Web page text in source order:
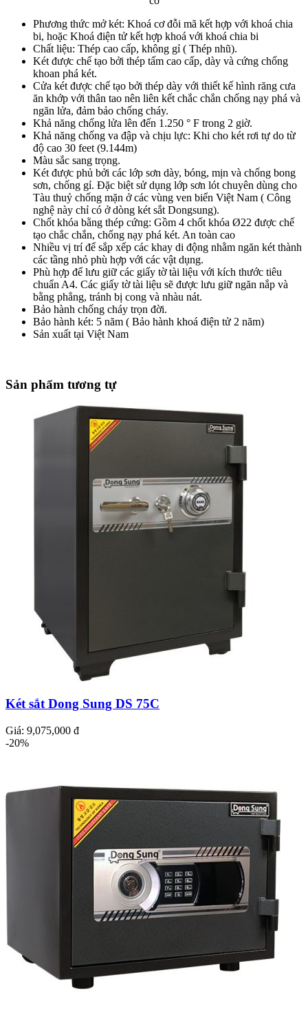
Phương thức mở két: Khoá cơ đỗi mã kết hợp với khoá chia
bi, hoặc Khoá điện tử kết hợp khoá với khoá chia bi
Chất liệu: Thép cao cấp, không gỉ ( Thép nhũ).
Két được chế tạo bởi thép tấm cao cấp, dày và cứng chống
khoan phá két.
Cửa két được chế tạo bởi thép dày với thiết kế hình răng cưa
ăn khớp với thân tao nên liên kết chắc chắn chống nạy phá và
ngăn lửa, đảm bảo chống cháy.
Khả năng chống lửa lên đến 1.250 ° F trong 2 giờ.
Khả năng chống va đập và chịu lực: Khi cho két rơi tự do từ
độ cao 30 feet (9.144m)
Màu sắc sang trọng.
Két được phủ bởi các lớp sơn dày, bóng, mịn và chống bong
sơn, chống gỉ. Đặc biệt sử dụng lớp sơn lót chuyên dùng cho
Tàu thuỷ chống mặn ở các vùng ven biển Việt Nam ( Công
nghệ này chỉ có ở dòng két sắt Dongsung).
Chốt khóa bằng thép cứng: Gồm 4 chốt khóa Ø22 được chế
tạo chắc chắn, chống nạy phá két. An toàn cao
Nhiều vị trí để sắp xếp các khay di động nhằm ngăn két thành
các tầng nhỏ phù hợp với các vật dụng.
Phù hợp để lưu giữ các giấy tờ tài liệu với kích thước tiêu
chuẩn A4. Các giấy tờ tài liệu sẽ được lưu giữ ngăn nắp và
bằng phẳng, tránh bị cong và nhàu nát.
Bảo hành chống cháy trọn đời.
Bảo hành két: 5 năm ( Bảo hành khoá điện tử 2 năm)
Sản xuất tại Việt Nam
Sản phẩm tương tự
Két sắt Dong Sung DS 75C
Giá: 9,075,000 đ
-20%